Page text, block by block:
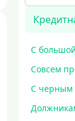
С
Совсем
С черным